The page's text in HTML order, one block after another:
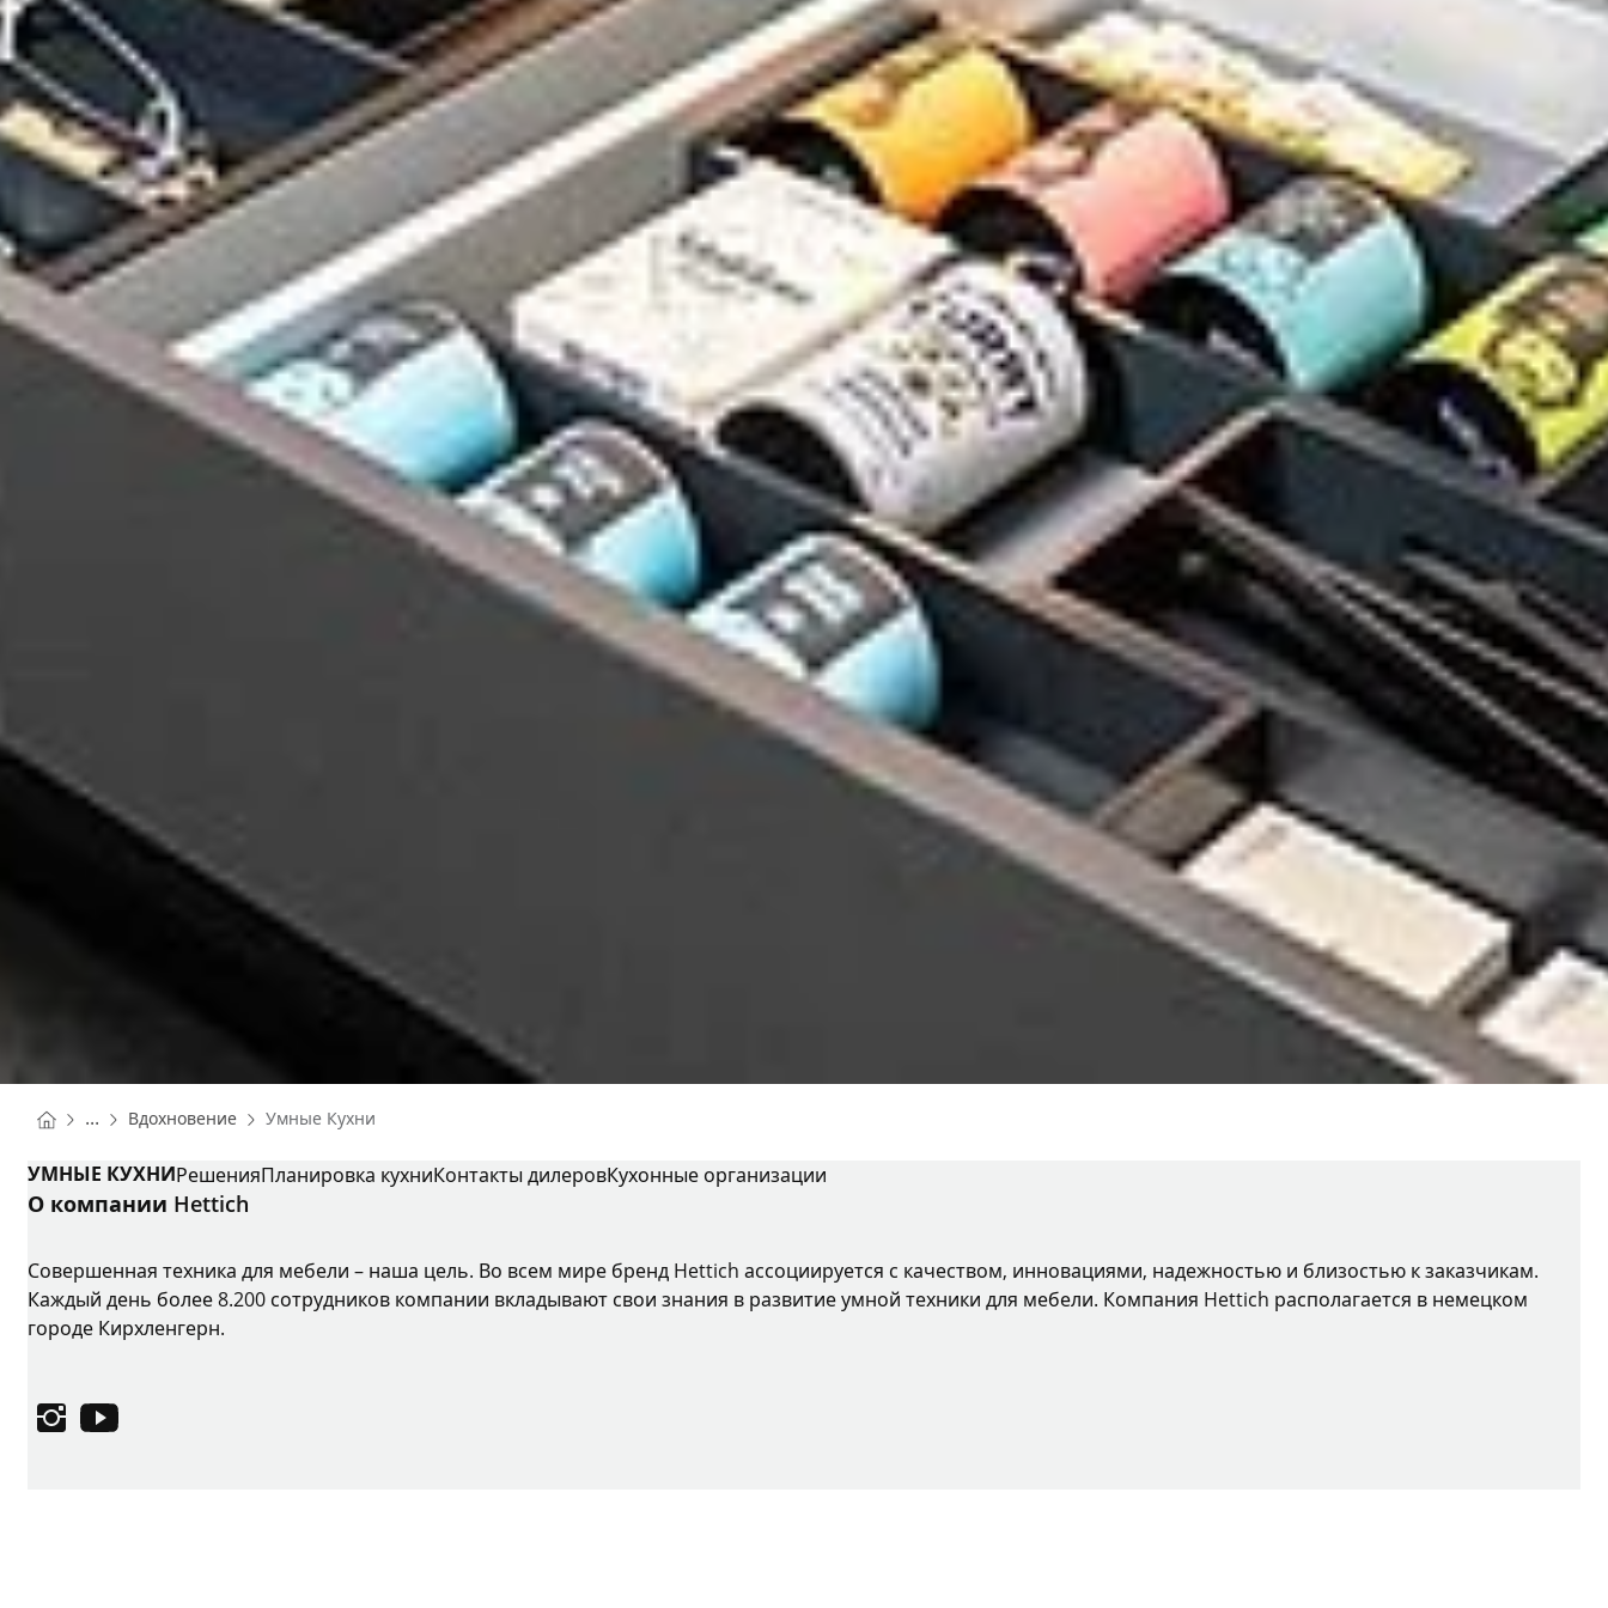
You are here:
Homepage
... ВдохновениеHomepage
Умные Кухни
УМНЫЕ КУХНИРешенияПланировка кухниКонтакты дилеровКухонные организации
О компании Hettich
Совершенная техника для мебели – наша цель. Во всем мире бренд Hettich ассоциируется с качеством, инновациями, надежностью и близостью к заказчикам.
Каждый день более 8.200 сотрудников компании вкладывают свои знания в развитие умной техники для мебели. Компания Hettich располагается в немецком
городе Кирхленгерн.
InstagramYouTube